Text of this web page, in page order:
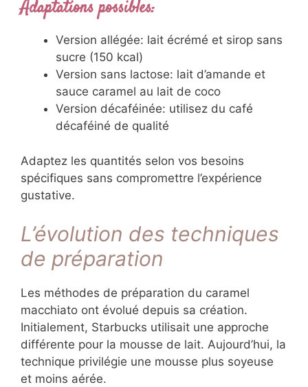
Adaptations possibles:
Version allégée: lait écrémé et sirop sans
sucre (150 kcal)
Version sans lactose: lait d’amande et
sauce caramel au lait de coco
Version décaféinée: utilisez du café
décaféiné de qualité
Adaptez les quantités selon vos besoins
spécifiques sans compromettre l’expérience
gustative.
L’évolution des techniques
de préparation
Les méthodes de préparation du caramel
macchiato ont évolué depuis sa création.
Initialement, Starbucks utilisait une approche
différente pour la mousse de lait. Aujourd’hui, la
technique privilégie une mousse plus soyeuse
et moins aérée.